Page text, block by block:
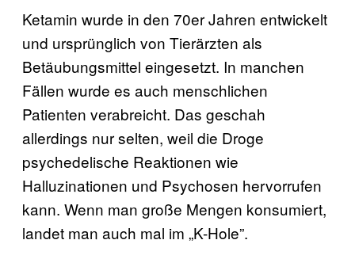
Ketamin wurde in den 70er Jahren entwickelt
und ursprünglich von Tierärzten als
Betäubungsmittel eingesetzt. In manchen
Fällen wurde es auch menschlichen
Patienten verabreicht. Das geschah
allerdings nur selten, weil die Droge
psychedelische Reaktionen wie
Halluzinationen und Psychosen hervorrufen
kann. Wenn man große Mengen konsumiert,
landet man auch mal im „K-Hole”.